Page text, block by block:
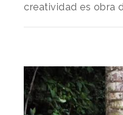
creatividad es obra